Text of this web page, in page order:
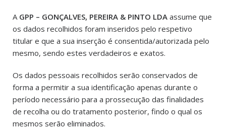
AGPP – GONÇALVES, PEREIRA & PINTO LDA assume que
os dados recolhidos foram inseridos pelo respetivo
titular e que a sua inserção é consentida/autorizada pelo
mesmo, sendo estes verdadeiros e exatos.
Os dados pessoais recolhidos serão conservados de
forma a permitir a sua identificação apenas durante o
período necessário para a prossecução das finalidades
de recolha ou do tratamento posterior, findo o qual os
mesmos serão eliminados.